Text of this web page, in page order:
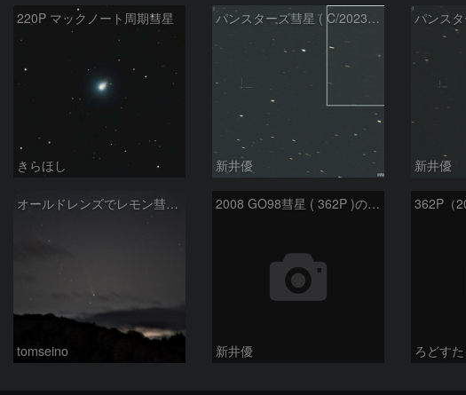
220P マックノート周期彗星
きらほし
パンスターズ彗星 ( C/2023R1 )：2026/07/09
新井優 新井優
オールドレンズでレモン彗星11/9
tomseino
2008 GO98彗星 ( 362P )の予報位置：2025/09/25
新井優 ろどすた